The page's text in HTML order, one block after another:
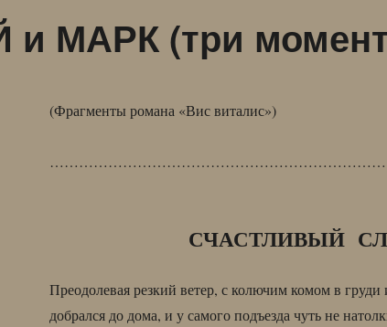
МАРК (три
(Фрагменты романа «Вис виталис»)
СЧАСТЛИВЫЙ
Преодолевая резкий ветер, с колючим комом в
добрался до дома, и у самого подъезда чуть не